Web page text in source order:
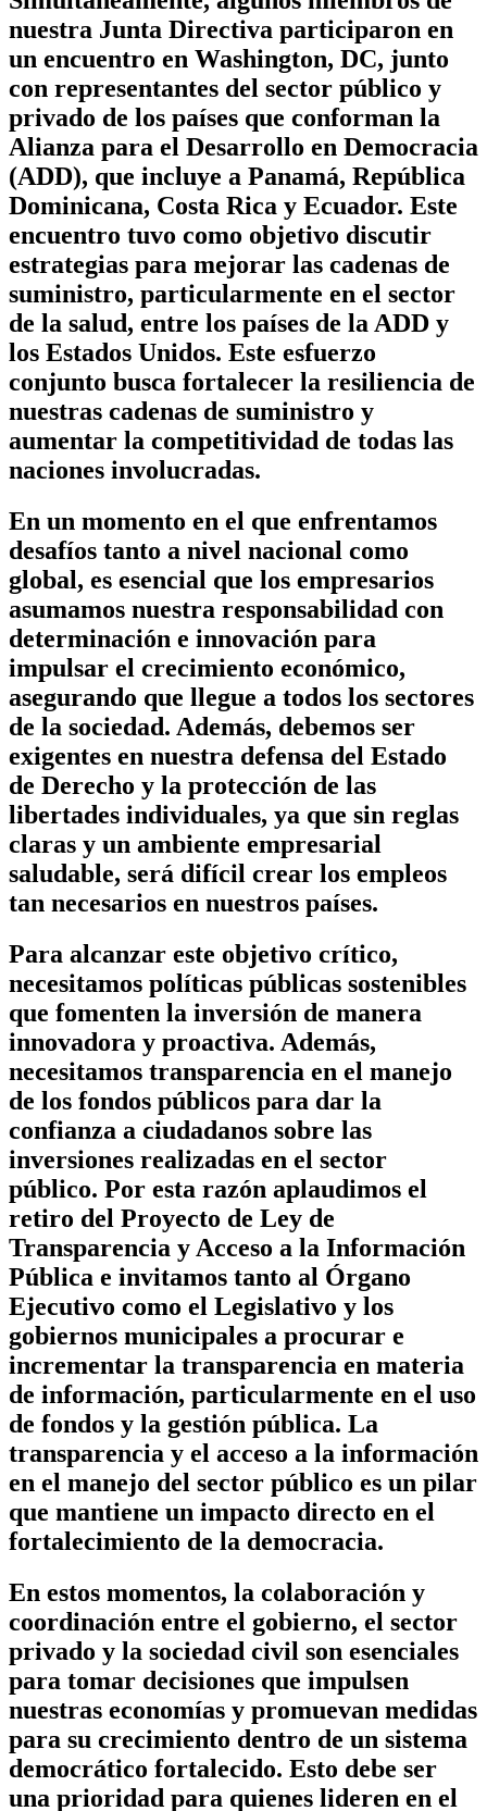
nuestra Junta Directiva participaron en
un encuentro en Washington, DC, junto
con representantes del sector público y
privado de los países que conforman la
Alianza para el Desarrollo en Democracia
(ADD), que incluye a Panamá, República
Dominicana, Costa Rica y Ecuador. Este
encuentro tuvo como objetivo discutir
estrategias para mejorar las cadenas de
suministro, particularmente en el sector
de la salud, entre los países de la ADD y
los Estados Unidos. Este esfuerzo
conjunto busca fortalecer la resiliencia de
nuestras cadenas de suministro y
aumentar la competitividad de todas las
naciones involucradas.
En un momento en el que enfrentamos
desafíos tanto a nivel nacional como
global, es esencial que los empresarios
asumamos nuestra responsabilidad con
determinación e innovación para
impulsar el crecimiento económico,
asegurando que llegue a todos los sectores
de la sociedad. Además, debemos ser
exigentes en nuestra defensa del Estado
de Derecho y la protección de las
libertades individuales, ya que sin reglas
claras y un ambiente empresarial
saludable, será difícil crear los empleos
tan necesarios en nuestros países.
Para alcanzar este objetivo crítico,
necesitamos políticas públicas sostenibles
que fomenten la inversión de manera
innovadora y proactiva. Además,
necesitamos transparencia en el manejo
de los fondos públicos para dar la
confianza a ciudadanos sobre las
inversiones realizadas en el sector
público. Por esta razón aplaudimos el
retiro del Proyecto de Ley de
Transparencia y Acceso a la Información
Pública e invitamos tanto al Órgano
Ejecutivo como el Legislativo y los
gobiernos municipales a procurar e
incrementar la transparencia en materia
de información, particularmente en el uso
de fondos y la gestión pública. La
transparencia y el acceso a la información
en el manejo del sector público es un pilar
que mantiene un impacto directo en el
fortalecimiento de la democracia.
En estos momentos, la colaboración y
coordinación entre el gobierno, el sector
privado y la sociedad civil son esenciales
para tomar decisiones que impulsen
nuestras economías y promuevan medidas
para su crecimiento dentro de un sistema
democrático fortalecido. Esto debe ser
una prioridad para quienes lideren en el